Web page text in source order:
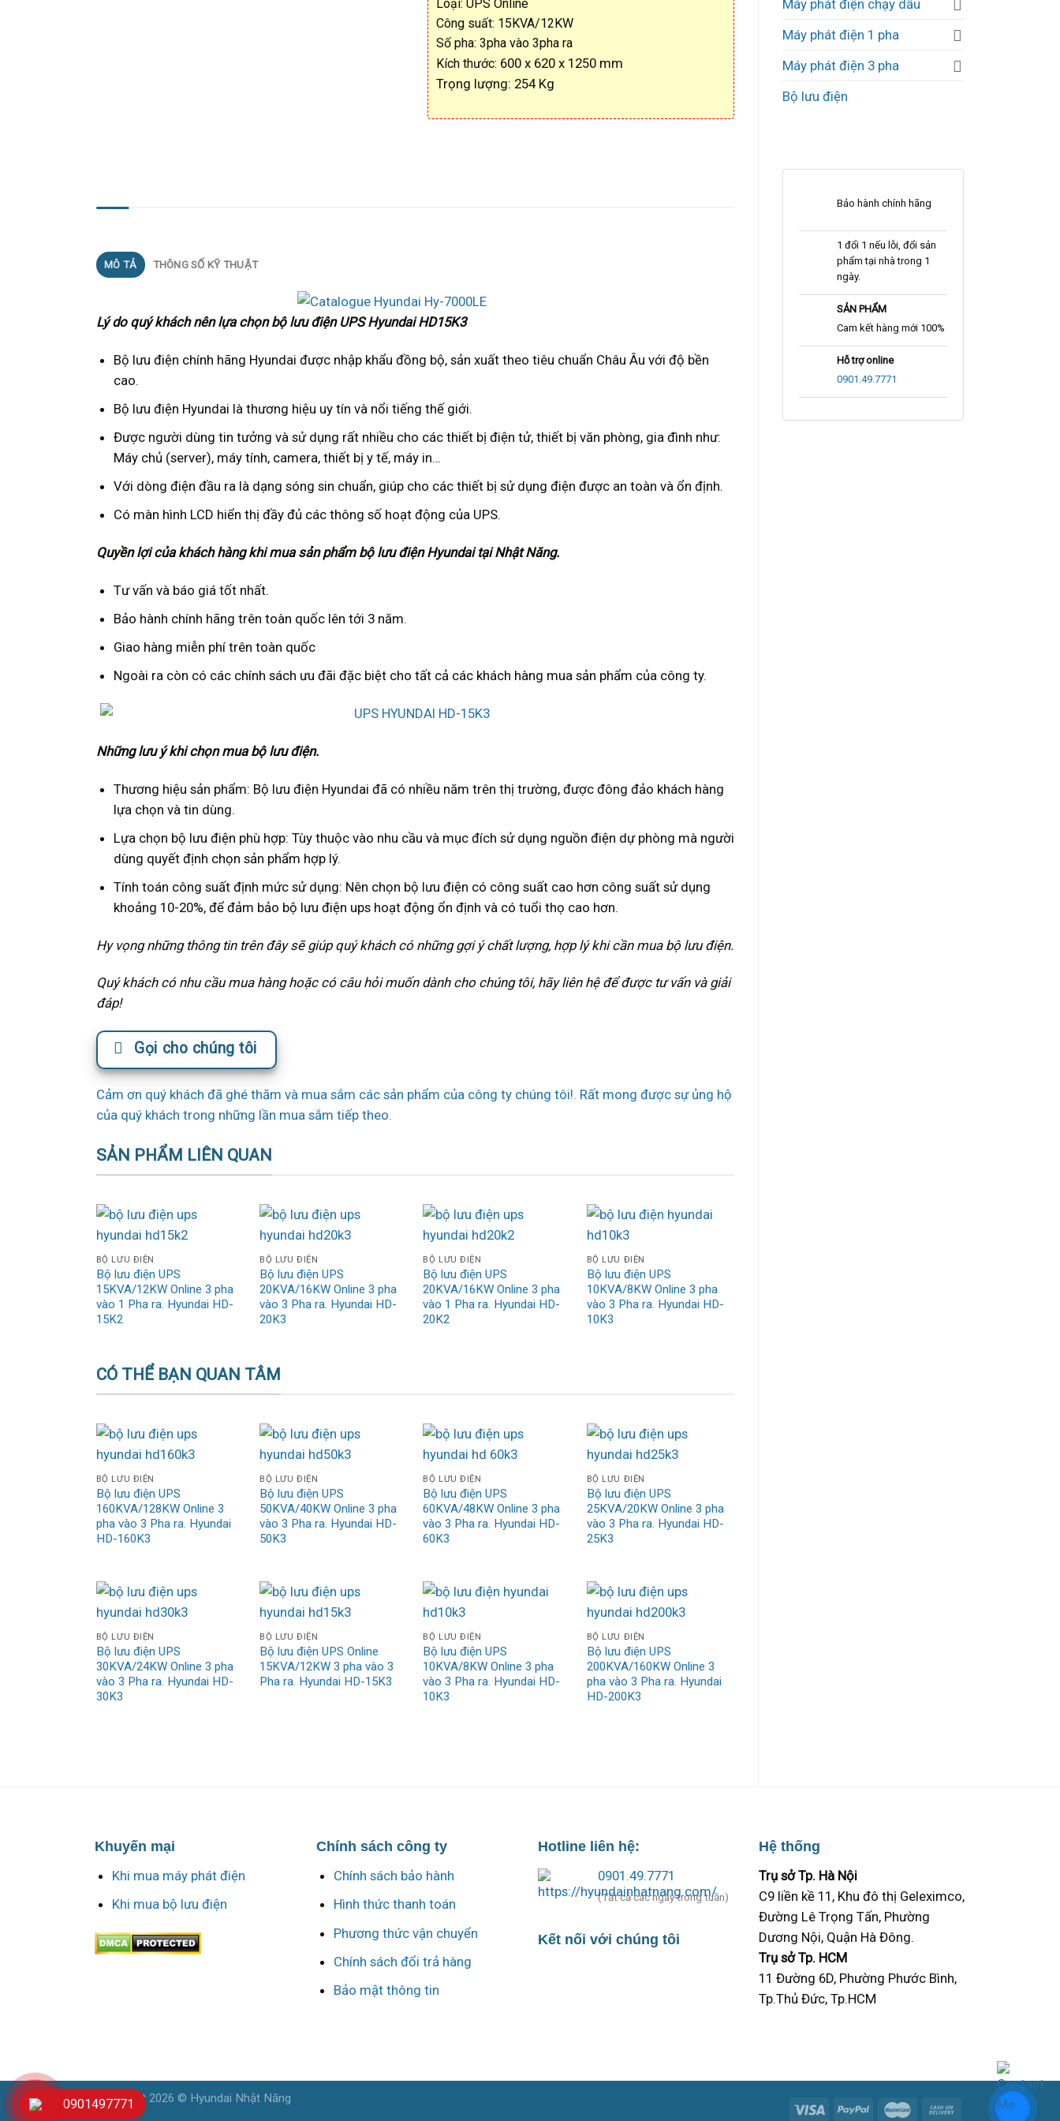
Máy phát điện chạy dầu
Máy phát điện 1 pha
Máy phát điện 3 pha
Bộ lưu điện
Bảo hành chính hãng
1 đổi 1 nếu lỗi, đổi sản
phẩm tại nhà trong 1
ngày.
SẢN PHẨM
Cam kết hàng mới 100%
Hỗ trợ online
0901.49.7771
Loại: UPS Online
Công suất: 15KVA/12KW
Số pha: 3pha vào 3pha ra
Kích thước: 600 x 620 x 1250 mm
Trọng lượng: 254 Kg
MÔ TẢ THÔNG SỐ KỸ THUẬT
Lý do quý khách nên lựa chọn bộ lưu điện UPS Hyundai HD15K3
Bộ lưu điện chính hãng Hyundai được nhập khẩu đồng bộ, sản xuất theo tiêu chuẩn Châu Âu với độ bền
cao.
Bộ lưu điện Hyundai là thương hiệu uy tín và nổi tiếng thế giới.
Được người dùng tin tưởng và sử dụng rất nhiều cho các thiết bị điện tử, thiết bị văn phòng, gia đình như:
Máy chủ (server), máy tính, camera, thiết bị y tế, máy in…
Với dòng điện đầu ra là dạng sóng sin chuẩn, giúp cho các thiết bị sử dụng điện được an toàn và ổn định.
Có màn hình LCD hiển thị đầy đủ các thông số hoạt động của UPS.
Quyền lợi của khách hàng khi mua sản phẩm bộ lưu điện Hyundai tại Nhật Năng.
Tư vấn và báo giá tốt nhất.
Bảo hành chính hãng trên toàn quốc lên tới 3 năm.
Giao hàng miễn phí trên toàn quốc
Ngoài ra còn có các chính sách ưu đãi đặc biệt cho tất cả các khách hàng mua sản phẩm của công ty.
Những lưu ý khi chọn mua bộ lưu điện.
Thương hiệu sản phẩm: Bộ lưu điện Hyundai đã có nhiều năm trên thị trường, được đông đảo khách hàng
lựa chọn và tin dùng.
Lựa chọn bộ lưu điện phù hợp: Tùy thuộc vào nhu cầu và mục đích sử dụng nguồn điện dự phòng mà người
dùng quyết định chọn sản phẩm hợp lý.
Tính toán công suất định mức sử dụng: Nên chọn bộ lưu điện có công suất cao hơn công suất sử dụng
khoảng 10-20%, để đảm bảo bộ lưu điện ups hoạt động ổn định và có tuổi thọ cao hơn.
Hy vọng những thông tin trên đây sẽ giúp quý khách có những gợi ý chất lượng, hợp lý khi cần mua bộ lưu điện.
Quý khách có nhu cầu mua hàng hoặc có câu hỏi muốn dành cho chúng tôi, hãy liên hệ để được tư vấn và giải
đáp!
Gọi cho chúng tôi
Cảm ơn quý khách đã ghé thăm và mua sắm các sản phẩm của công ty chúng tôi!. Rất mong được sự ủng hộ
của quý khách trong những lần mua sắm tiếp theo.
SẢN PHẨM LIÊN QUAN
BỘ LƯU ĐIỆN
Bộ lưu điện UPS
15KVA/12KW Online 3 pha
vào 1 Pha ra. Hyundai HD-
15K2
BỘ LƯU ĐIỆN
Bộ lưu điện UPS
20KVA/16KW Online 3 pha
vào 3 Pha ra. Hyundai HD-
20K3
BỘ LƯU ĐIỆN
Bộ lưu điện UPS
20KVA/16KW Online 3 pha
vào 1 Pha ra. Hyundai HD-
20K2
BỘ LƯU ĐIỆN
Bộ lưu điện UPS
10KVA/8KW Online 3 pha
vào 3 Pha ra. Hyundai HD-
10K3
CÓ THỂ BẠN QUAN TÂM
BỘ LƯU ĐIỆN
Bộ lưu điện UPS
160KVA/128KW Online 3
pha vào 3 Pha ra. Hyundai
HD-160K3
BỘ LƯU ĐIỆN
Bộ lưu điện UPS
50KVA/40KW Online 3 pha
vào 3 Pha ra. Hyundai HD-
50K3
BỘ LƯU ĐIỆN
Bộ lưu điện UPS
60KVA/48KW Online 3 pha
vào 3 Pha ra. Hyundai HD-
60K3
BỘ LƯU ĐIỆN
Bộ lưu điện UPS
25KVA/20KW Online 3 pha
vào 3 Pha ra. Hyundai HD-
25K3
BỘ LƯU ĐIỆN
Bộ lưu điện UPS
30KVA/24KW Online 3 pha
vào 3 Pha ra. Hyundai HD-
30K3
BỘ LƯU ĐIỆN
Bộ lưu điện UPS Online
15KVA/12KW 3 pha vào 3
Pha ra. Hyundai HD-15K3
BỘ LƯU ĐIỆN
Bộ lưu điện UPS
10KVA/8KW Online 3 pha
vào 3 Pha ra. Hyundai HD-
10K3
BỘ LƯU ĐIỆN
Bộ lưu điện UPS
200KVA/160KW Online 3
pha vào 3 Pha ra. Hyundai
HD-200K3
Khuyến mại
Khi mua máy phát điện
Khi mua bộ lưu điện
Chính sách công ty
Chính sách bảo hành
Hình thức thanh toán
Phương thức vận chuyển
Chính sách đổi trả hàng
Bảo mật thông tin
Hotline liên hệ:
0901.49.7771
(Tất cả các ngày trong tuần)
Kết nối với chúng tôi
Hệ thống
Trụ sở Tp. Hà Nội
C9 liền kề 11, Khu đô thị Geleximco,
Đường Lê Trọng Tấn, Phường
Dương Nội, Quận Hà Đông.
Trụ sở Tp. HCM
11 Đường 6D, Phường Phước Bình,
Tp.Thủ Đức, Tp.HCM
Copyright 2026 © Hyundai Nhật Năng
0901497771